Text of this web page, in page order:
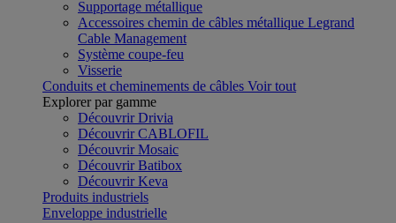
Supportage métallique
Accessoires chemin de câbles métallique Legrand
Cable Management
Système coupe-feu
Visserie
Conduits et cheminements de câbles Voir tout
Explorer par gamme
Découvrir Drivia
Découvrir CABLOFIL
Découvrir Mosaic
Découvrir Batibox
Découvrir Keva
Produits industriels
Enveloppe industrielle